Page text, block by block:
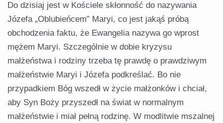
Do dzisiaj jest w Kościele skłonność do nazywania
Józefa „Oblubieńcem” Maryi, co jest jakąś próbą
obchodzenia faktu, że Ewangelia nazywa go wprost
mężem Maryi. Szczególnie w dobie kryzysu
małżeństwa i rodziny trzeba tę prawdę o prawdziwym
małżeństwie Maryi i Józefa podkreślać. Bo nie
przypadkiem Bóg wszedł w życie małżonków i chciał,
aby Syn Boży przyszedł na świat w normalnym
małżeństwie i miał pełną rodzinę. W modlitwie mszalnej